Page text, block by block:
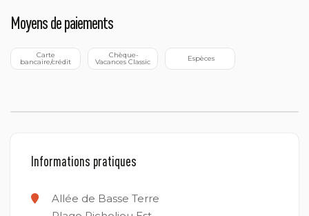
Moyens de paiements
bancaire/crédit Vacances Classic Espèces
Informations pratiques
Allée de Basse Terre